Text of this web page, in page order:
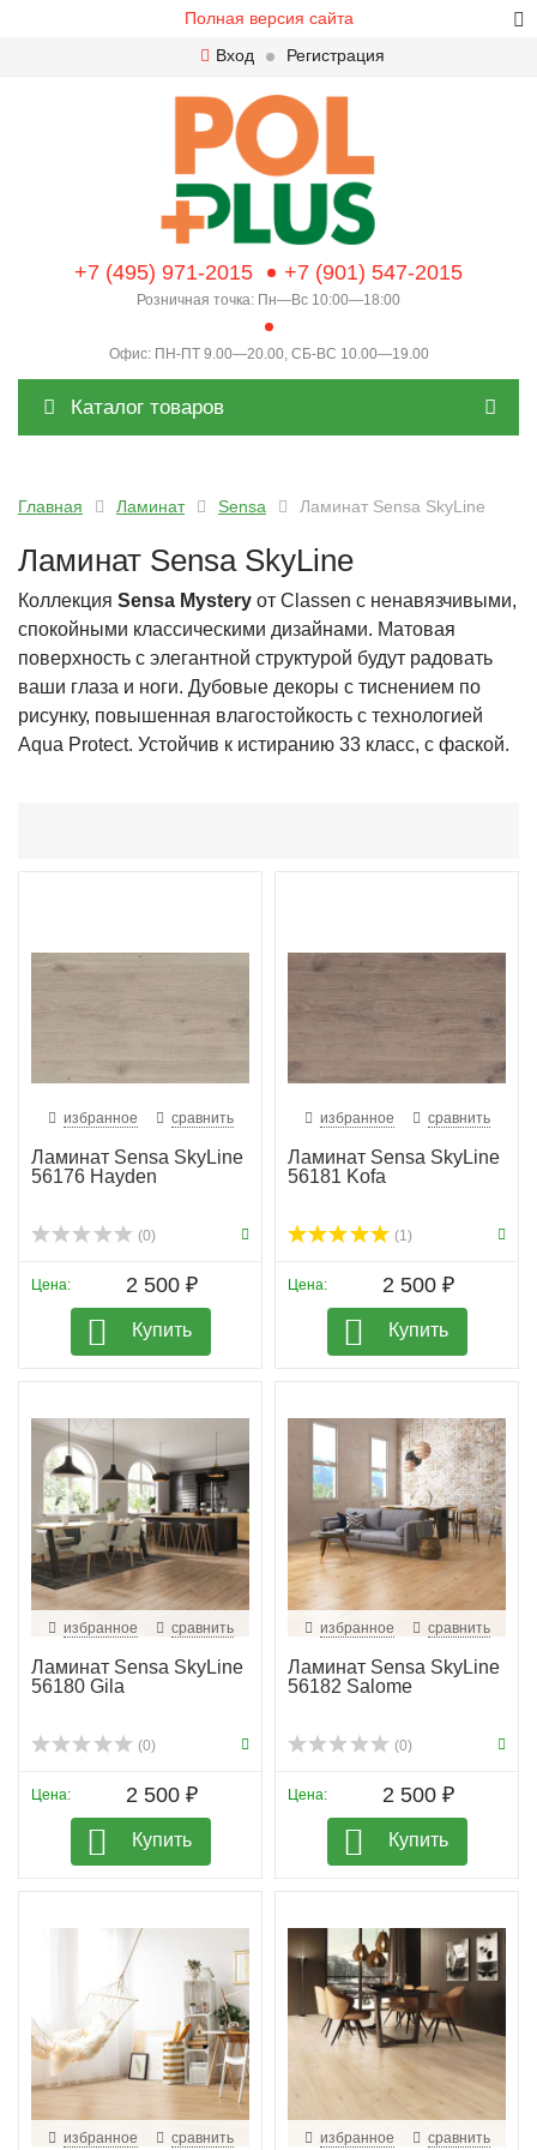
Полная версия сайта
Вход
Регистрация
+7 (495) 971-2015 +7 (901) 547-2015
Розничная точка: Пн—Вс 10:00—18:00
Офис: ПН-ПТ 9.00—20.00, СБ-ВС 10.00—19.00
Каталог товаров
Главная Ламинат Sensa Ламинат Sensa SkyLine
Ламинат Sensa SkyLine
Коллекция Sensa Mystery от Classen с ненавязчивыми,
спокойными классическими дизайнами. Матовая
поверхность с элегантной структурой будут радовать
ваши глаза и ноги. Дубовые декоры с тиснением по
рисунку, повышенная влагостойкость с технологией
Aqua Protect. Устойчив к истиранию 33 класс, с фаской.
избранное сравнить
Ламинат Sensa SkyLine
56176 Hayden
(0)
Цена: 2 500 ₽
Купить
избранное сравнить
Ламинат Sensa SkyLine
56181 Kofa
(1)
Цена: 2 500 ₽
Купить
избранное сравнить
Ламинат Sensa SkyLine
56180 Gila
(0)
Цена: 2 500 ₽
Купить
избранное сравнить
Ламинат Sensa SkyLine
56182 Salome
(0)
Цена: 2 500 ₽
Купить
избранное сравнить избранное сравнить